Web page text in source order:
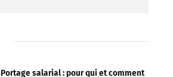
Portage salarial : pour qui et comment